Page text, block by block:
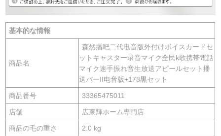
基本的な情報
商品名
森然播吧二代电音版外付けボイスカードセ
ットキャスター录音マイク全民k歌携帯電話
マイク速手振れ音生放送アピールセット播
送バーII电音版+178黒セット
商品番号 33365475011
店舗 広東輝ホーム専門店
商品の毛の重さ 2.0 kg